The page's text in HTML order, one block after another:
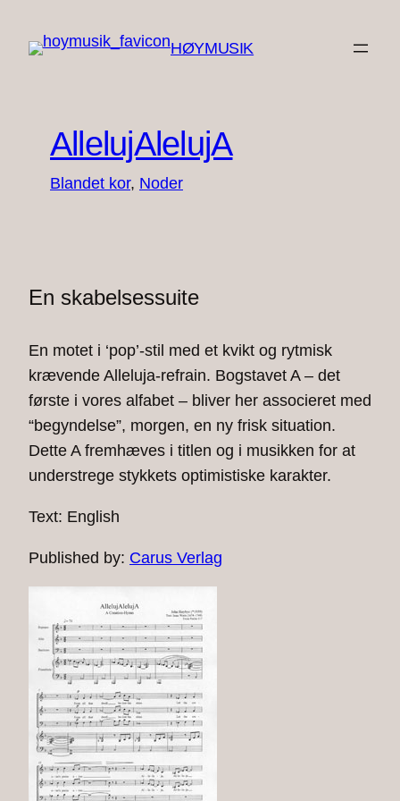
HØYMUSIK
AllelujAlelujA
Blandet kor, Noder
En skabelsessuite
En motet i ‘pop’-stil med et kvikt og rytmisk
krævende Alleluja-refrain. Bogstavet A – det
første i vores alfabet – bliver her associeret med
“begyndelse”, morgen, en ny frisk situation.
Dette A fremhæves i titlen og i musikken for at
understrege stykkets optimistiske karakter.
Text: English
Published by: Carus Verlag